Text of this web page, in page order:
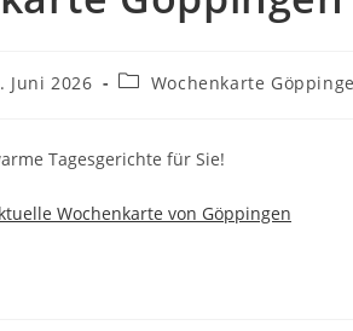
Juni 2026 Wochenkarte
Tagesgerichte für Sie!
Wochenkarte von Göppingen